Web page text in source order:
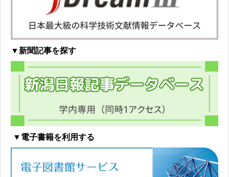
▼新聞記事を探す
▼電子書籍を利用する